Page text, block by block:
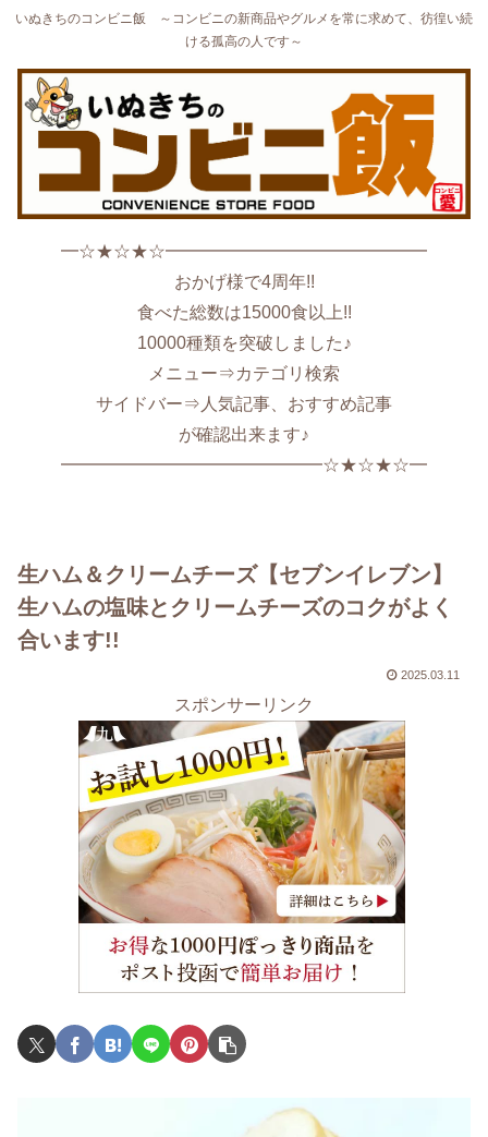
いぬきちのコンビニ飯 ～コンビニの新商品やグルメを常に求めて、彷徨い続
ける孤高の人です～
━☆★☆★☆━━━━━━━━━━━━━━━
おかげ様で4周年!!
食べた総数は15000食以上!!
10000種類を突破しました♪
メニュー⇒カテゴリ検索
サイドバー⇒人気記事、おすすめ記事
が確認出来ます♪
━━━━━━━━━━━━━━━☆★☆★☆━
生ハム＆クリームチーズ【セブンイレブン】
生ハムの塩味とクリームチーズのコクがよく
合います!!
2025.03.11
スポンサーリンク